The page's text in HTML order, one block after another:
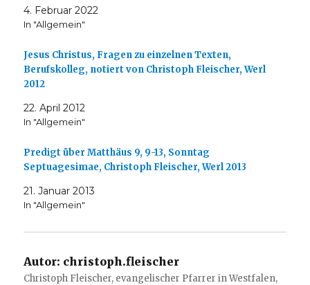
4. Februar 2022
In "Allgemein"
Jesus Christus, Fragen zu einzelnen Texten,
Berufskolleg, notiert von Christoph Fleischer, Werl
2012
22. April 2012
In "Allgemein"
Predigt über Matthäus 9, 9-13, Sonntag
Septuagesimae, Christoph Fleischer, Werl 2013
21. Januar 2013
In "Allgemein"
Autor: christoph.fleischer
Christoph Fleischer, evangelischer Pfarrer in Westfalen,